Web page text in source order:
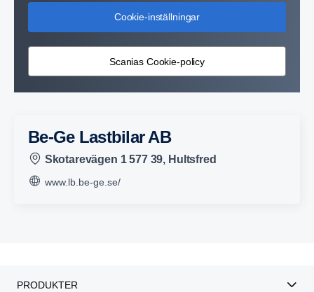
Cookie-inställningar
Scanias Cookie-policy
Be-Ge Lastbilar AB
Skotarevägen 1 577 39, Hultsfred
www.lb.be-ge.se/
PRODUKTER